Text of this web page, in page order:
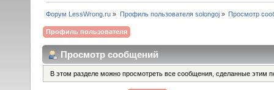
Форум LessWrong.ru » Профиль пользователя solongoj» Просмотр
Профиль пользователя
Просмотр сообщений
В этом разделе можно просмотреть все сообщения, сделанные этим